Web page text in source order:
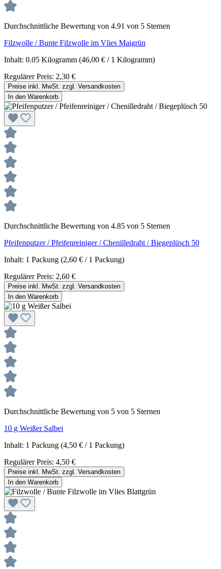
Durchschnittliche Bewertung von 4.91 von 5 Sternen
Filzwolle / Bunte Filzwolle im Vlies Maigrün
Inhalt: 0.05 Kilogramm (46,00 € / 1 Kilogramm)
Regulärer Preis: 2,30 €
Preise inkl. MwSt. zzgl. Versandkosten
In den Warenkorb
Durchschnittliche Bewertung von 4.85 von 5 Sternen
Pfeifenputzer / Pfeifenreiniger / Chenilledraht / Biegeplüsch 50
Inhalt: 1 Packung (2,60 € / 1 Packung)
Regulärer Preis: 2,60 €
Preise inkl. MwSt. zzgl. Versandkosten
In den Warenkorb
Durchschnittliche Bewertung von 5 von 5 Sternen
10 g Weißer Salbei
Inhalt: 1 Packung (4,50 € / 1 Packung)
Regulärer Preis: 4,50 €
Preise inkl. MwSt. zzgl. Versandkosten
In den Warenkorb